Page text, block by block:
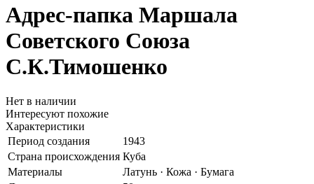
Адрес-папка Маршала
Советского Союза
С.К.Тимошенко
Нет в наличии
Интересуют похожие
Характеристики
Период создания
1943
Страна происхождения Куба
Материалы
Латунь · Кожа · Бумага